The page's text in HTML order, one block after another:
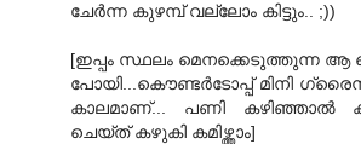
ചേർന്ന കുഴമ്പ് വല്ലോം കിട്ടും.. ;))
[ഇപ്പം സ്ഥലം
പോയി...കൌണ്ടർടോപ്പ് മിനി
കാലമാണ്... പണി കഴിഞ്ഞാൽ
ചെയ്ത് കഴുകി കമിഴ്ത്താം]